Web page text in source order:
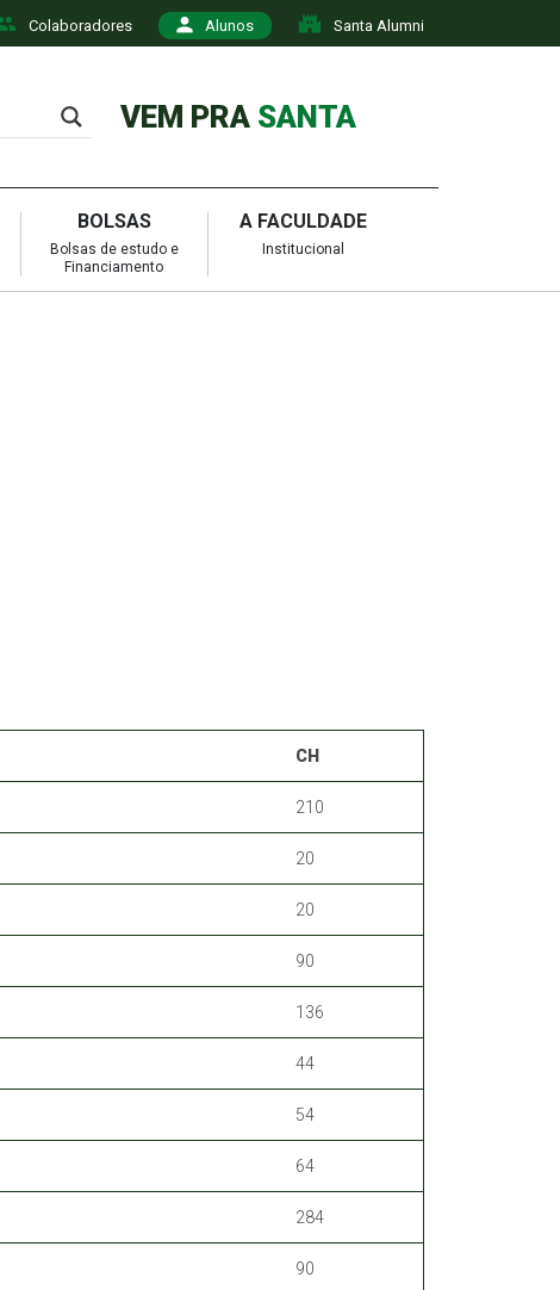
Colaboradores Alunos Santa Alumni
VEM PRA SANTA
BOLSAS
Bolsas de estudo e
Financiamento
A FACULDADE
Institucional
CH
210
20
20
90
136
44
54
64
284
90